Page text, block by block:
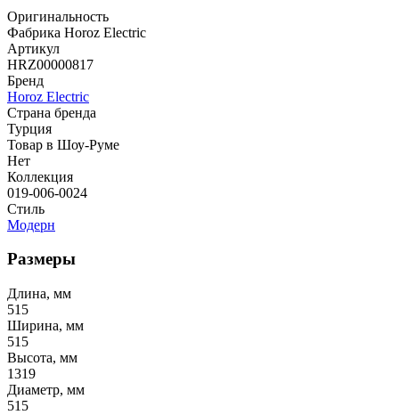
Оригинальность
Фабрика Horoz Electric
Артикул
HRZ00000817
Бренд
Horoz Electric
Страна бренда
Турция
Товар в Шоу-Руме
Нет
Коллекция
019-006-0024
Стиль
Модерн
Размеры
Длина, мм
515
Ширина, мм
515
Высота, мм
1319
Диаметр, мм
515